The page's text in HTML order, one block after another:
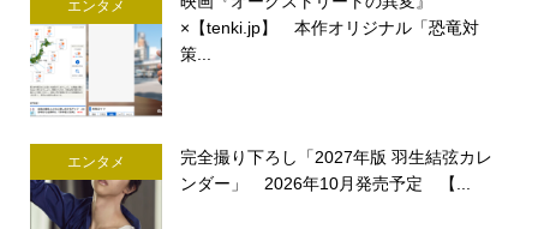
エンタメ
×【tenki.jp】 本作オリジナル「恐竜対
策...
エンタメ
完全撮り下ろし「2027年版 羽生結弦カレ
ンダー」 2026年10月発売予定 【...